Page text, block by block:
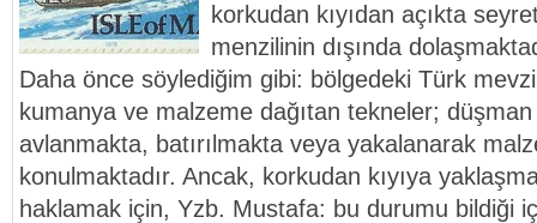
korkudan kıyıdan açıkta
menzilinin dışında
Daha önce söylediğim gibi: bölgedeki Türk
kumanya ve malzeme dağıtan tekneler;
avlanmakta, batırılmakta veya yakalanarak
konulmaktadır. Ancak, korkudan kıyıya
haklamak için, Yzb. Mustafa: bu durumu bildiği